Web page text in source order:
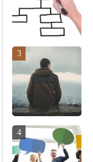
3
4